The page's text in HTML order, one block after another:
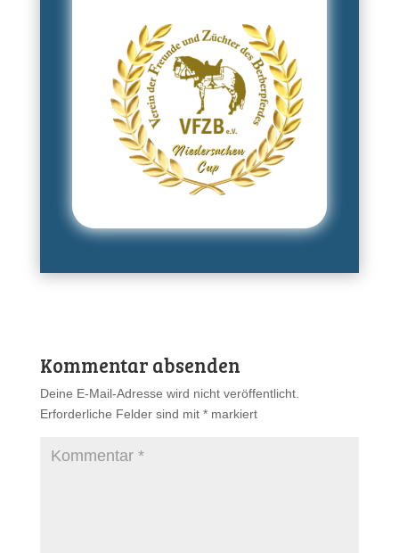
Kommentar absenden
Deine E-Mail-Adresse wird nicht veröffentlicht.
Erforderliche Felder sind mit *markiert